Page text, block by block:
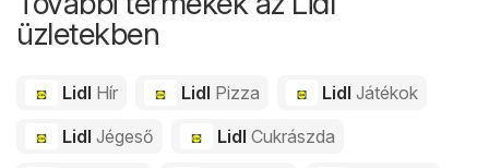
üzletekben
Lidl Hír Lidl Pizza LidlJátékok
Lidl Jégeső Lidl Cukrászda